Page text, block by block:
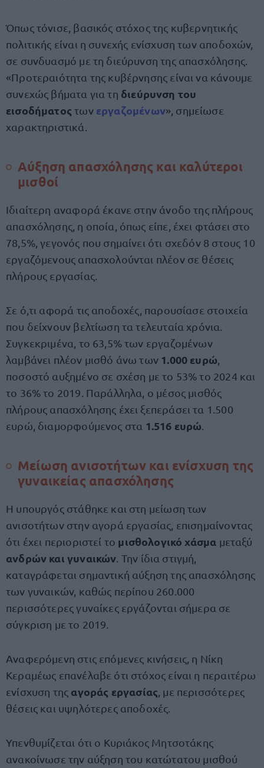
Όπως τόνισε, βασικός στόχος της κυβερνητικής
πολιτικής είναι η συνεχής ενίσχυση των αποδοχών,
σε συνδυασμό με τη διεύρυνση της απασχόλησης.
«Προτεραιότητα της κυβέρνησης είναι να κάνουμε
συνεχώς βήματα για τη διεύρυνση του
εισοδήματος των εργαζομένων», σημείωσε
χαρακτηριστικά.
Αύξηση απασχόλησης και καλύτεροι
μισθοί
Ιδιαίτερη αναφορά έκανε στην άνοδο της πλήρους
απασχόλησης, η οποία, όπως είπε, έχει φτάσει στο
78,5%, γεγονός που σημαίνει ότι σχεδόν 8 στους 10
εργαζόμενους απασχολούνται πλέον σε θέσεις
πλήρους εργασίας.
Σε ό,τι αφορά τις αποδοχές, παρουσίασε στοιχεία
που δείχνουν βελτίωση τα τελευταία χρόνια.
Συγκεκριμένα, το 63,5% των εργαζομένων
λαμβάνει πλέον μισθό άνω των 1.000 ευρώ
ποσοστό αυξημένο σε σχέση με το 53% το 2024 και
το 36% το 2019. Παράλληλα, ο μέσος μισθός
πλήρους απασχόλησης έχει ξεπεράσει τα 1.500
ευρώ, διαμορφούμενος στα 1.516 ευρώ
Μείωση ανισοτήτων και ενίσχυση της
γυναικείας απασχόλησης
Η υπουργός στάθηκε και στη μείωση των
ανισοτήτων στην αγορά εργασίας, επισημαίνοντας
ότι έχει περιοριστεί το μισθολογικό χάσμα μεταξύ
ανδρών και γυναικών . Την ίδια στιγμή,
καταγράφεται σημαντική αύξηση της απασχόλησης
των γυναικών, καθώς περίπου 260.000
περισσότερες γυναίκες εργάζονται σήμερα σε
σύγκριση με το 2019.
Αναφερόμενη στις επόμενες κινήσεις, η Νίκη
Κεραμέως επανέλαβε ότι στόχος είναι η περαιτέρω
ενίσχυση της αγοράς εργασίας , με περισσότερες
θέσεις και υψηλότερες αποδοχές.
Υπενθυμίζεται ότι ο Κυριάκος Μητσοτάκης
ανακοίνωσε την αύξηση του κατώτατου μισθού